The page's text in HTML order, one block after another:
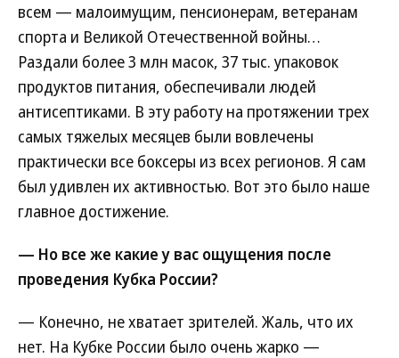
всем — малоимущим, пенсионерам, ветеранам
спорта и Великой Отечественной войны…
Раздали более 3 млн масок, 37 тыс. упаковок
продуктов питания, обеспечивали людей
антисептиками. В эту работу на протяжении трех
самых тяжелых месяцев были вовлечены
практически все боксеры из всех регионов. Я сам
был удивлен их активностью. Вот это было наше
главное достижение.
— Но все же какие у вас ощущения после
проведения Кубка России?
— Конечно, не хватает зрителей. Жаль, что их
нет. На Кубке России было очень жарко —